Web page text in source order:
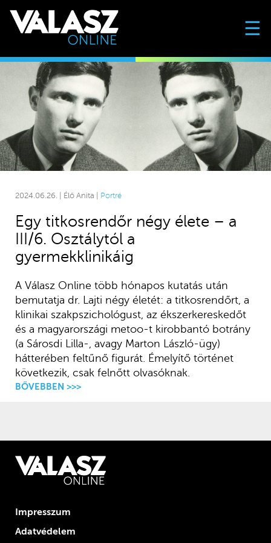
☰
2024.06.26. | Élő Anita | Portré
Egy titkosrendőr négy élete – a
III/6. Osztálytól a
gyermekklinikáig
A Válasz Online több hónapos kutatás után
bemutatja dr. Lajti négy életét: a titkosrendőrt, a
klinikai szakpszichológust, az ékszerkereskedőt
és a magyarországi metoo-t kirobbantó botrány
(a Sárosdi Lilla-, avagy Marton László-ügy)
hátterében feltűnő figurát. Émelyítő történet
következik, csak felnőtt olvasóknak.
BŐVEBBEN >>>
Impresszum
Adatvédelem